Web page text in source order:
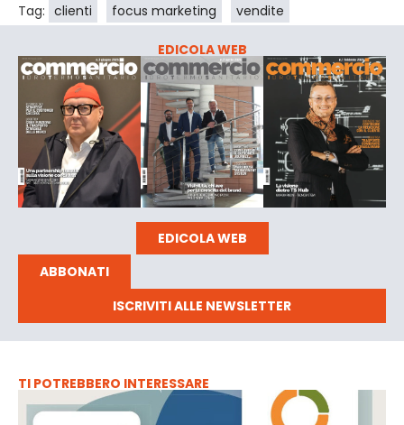
Tag: clienti focus marketing vendite
EDICOLA WEB
EDICOLA WEB
ABBONATI
ISCRIVITI ALLE NEWSLETTER
TI POTREBBERO INTERESSARE